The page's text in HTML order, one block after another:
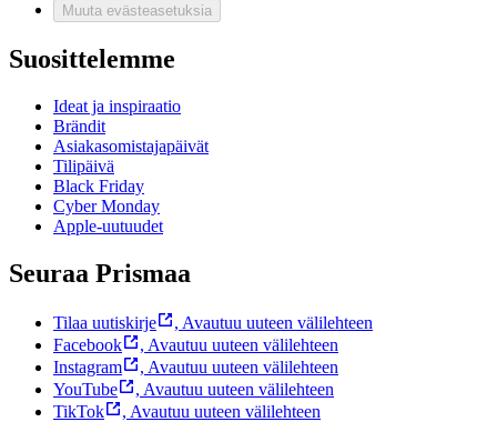
Muuta evästeasetuksia
Suosittelemme
Ideat ja inspiraatio
Brändit
Asiakasomistajapäivät
Tilipäivä
Black Friday
Cyber Monday
Apple-uutuudet
Seuraa Prismaa
Tilaa uutiskirje , Avautuu uuteen välilehteen
Facebook
, Avautuu uuteen välilehteen
Instagram
, Avautuu uuteen välilehteen
YouTube
, Avautuu uuteen välilehteen
TikTok
, Avautuu uuteen välilehteen